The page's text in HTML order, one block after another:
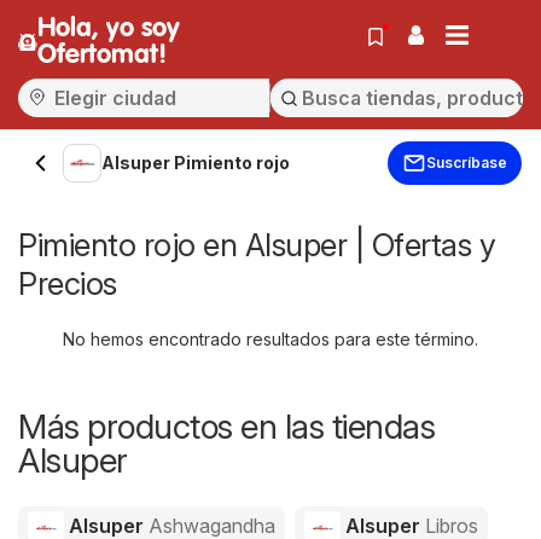
Hola, yo soy
Ofertomat!
Alsuper Pimiento rojo Suscríbase
Pimiento rojo en Alsuper | Ofertas y
Precios
No hemos encontrado resultados para este término.
Más productos en las tiendas
Alsuper
Alsuper Ashwagandha Alsuper Libros